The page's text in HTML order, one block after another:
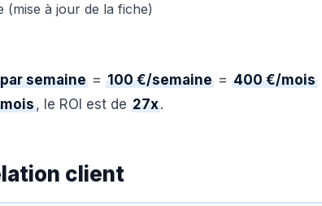
(mise à jour de la fiche)
semaine = 100 €/semaine = 400 €/mois
, le ROI est de 27x.
client